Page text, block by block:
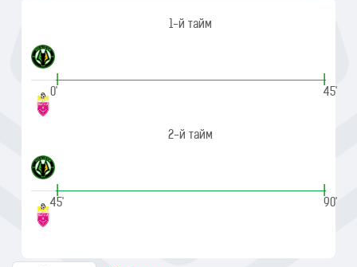
1-й тайм
|
0'
|
45'
2-й тайм
|
45'
|
90'